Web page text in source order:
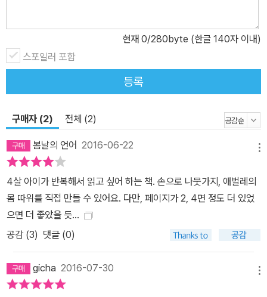
현재 0/280byte (한글 140자 이내)
스포일러 포함
등록
구매자 (2) 전체 (2)
봄날의 언어 2016-06-22
4살 아이가 반복해서 읽고 싶어 하는 책. 손으로 나뭇가지, 애벌레의
몸 따위를 직접 만들 수 있어요. 다만, 페이지가 2, 4면 정도 더 있었
으면 더 좋았을 듯...
공감 (3) 댓글 (0)
gicha 2016-07-30